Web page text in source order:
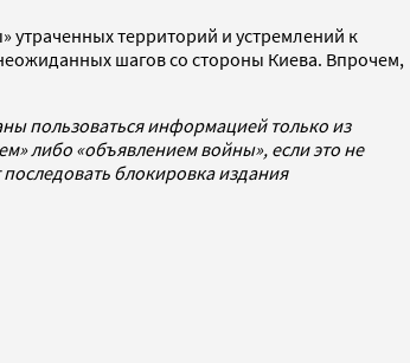
утраченных территорий и устремлений к
шагов со стороны Киева. Впрочем,
пользоваться информацией только из
либо «объявлением войны», если это не
блокировка издания